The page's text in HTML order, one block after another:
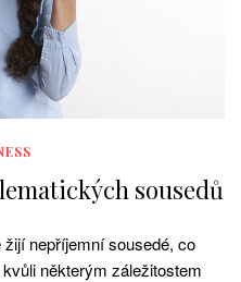
sousedů
nepříjemní sousedé, co
některým záležitostem